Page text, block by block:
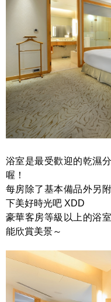
浴室是最受歡迎的乾濕
喔！
每房除了基本備品外另
下美好時光吧 XDD
豪華客房等級以上的浴
能欣賞美景～